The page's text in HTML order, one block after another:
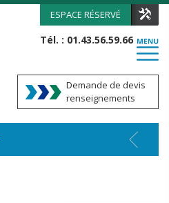
ESPACE RÉSERVÉ
Tél. : 01.43.56.59.66
Demande de devis
renseignements